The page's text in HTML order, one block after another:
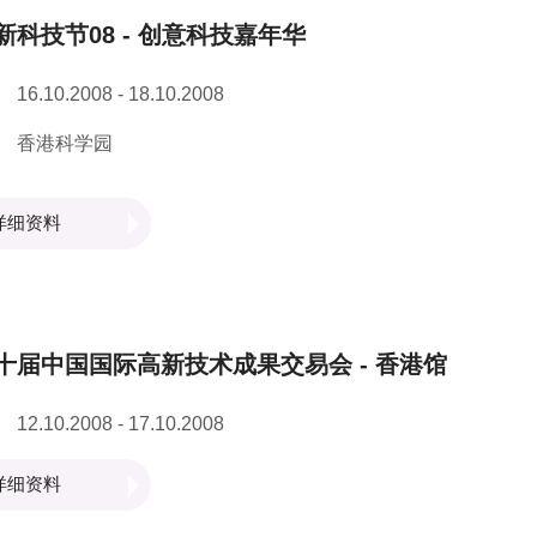
科技节08 - 创意科技嘉年华
16.10.2008 - 18.10.2008
香港科学园
细资料
届中国国际高新技术成果交易会 - 香港馆
12.10.2008 - 17.10.2008
细资料